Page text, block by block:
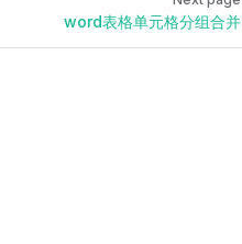
word表格单元格分组合并